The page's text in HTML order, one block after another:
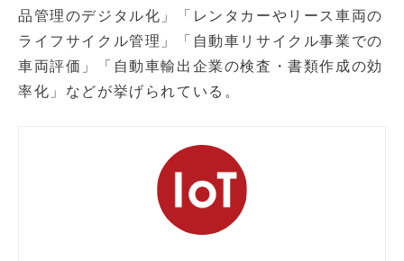
品管理のデジタル化」「レンタカーやリース車両の
ライフサイクル管理」「自動車リサイクル事業での
車両評価」「自動車輸出企業の検査・書類作成の効
率化」などが挙げられている。